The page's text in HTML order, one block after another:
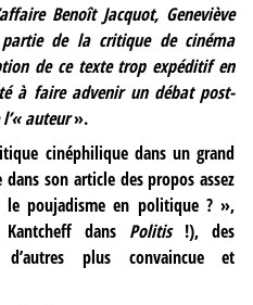
Benoît Jacquot, Geneviève
de la critique de cinéma
de ce texte trop expéditif en
à faire advenir un débat post-
auteur».
cinéphilique dans un grand
son article des propos assez
poujadisme en politique ? »,
Kantcheff dans Politis!), des
plus convaincue et